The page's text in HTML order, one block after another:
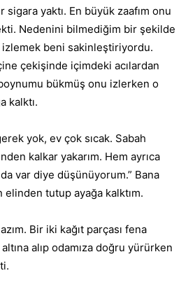
yaktı. En büyük zaafım onu
Nedenini bilmediğim bir şekilde
izlemek beni sakinleştiriyordu.
çekişinde içimdeki acılardan
bükmüş onu izlerken o
kalktı.
yok, ev çok sıcak. Sabah
kalkar yakarım. Hem ayrıca
var diye düşünüyorum.” Bana
tutup ayağa kalktım.
Bir iki kağıt parçası fena
alıp odamıza doğru yürürken